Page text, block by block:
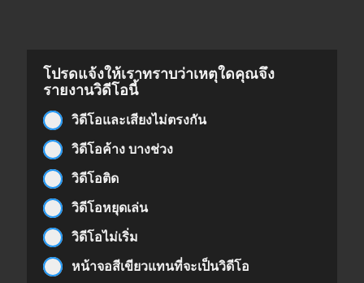
โปรดแจ้งให้เราทราบว่าเหตุใดคุณจึง
รายงานวิดีโอนี้
วิดีโอและเสียงไม่ตรงกัน
วิดีโอค้าง บางช่วง
วิดีโอติด
วิดีโอหยุดเล่น
วิดีโอไม่เริ่ม
หน้าจอสีเขียวแทนที่จะเป็นวิดีโอ